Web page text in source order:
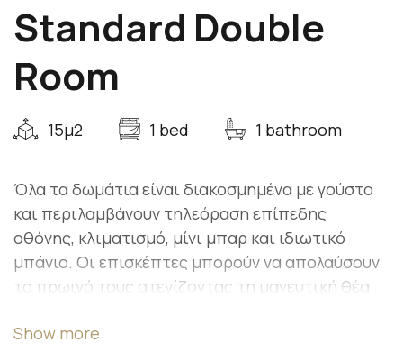
Standard Double
Room
15μ2 1 bed 1 bathroom
Όλα τα δωμάτια είναι διακοσμημένα με γούστο
και περιλαμβάνουν τηλεόραση επίπεδης
οθόνης, κλιματισμό, μίνι μπαρ και ιδιωτικό
μπάνιο. Οι επισκέπτες μπορούν να απολαύσουν
το πρωινό τους ατενίζοντας τη μαγευτική θέα
Show more